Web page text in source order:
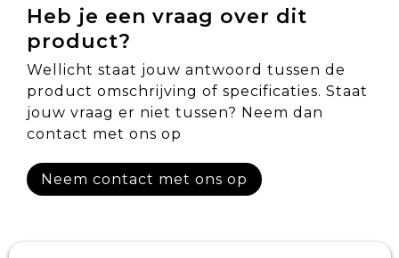
Heb je een vraag over dit
product?
Wellicht staat jouw antwoord tussen de
product omschrijving of specificaties. Staat
jouw vraag er niet tussen? Neem dan
contact met ons op
Neem contact met ons op